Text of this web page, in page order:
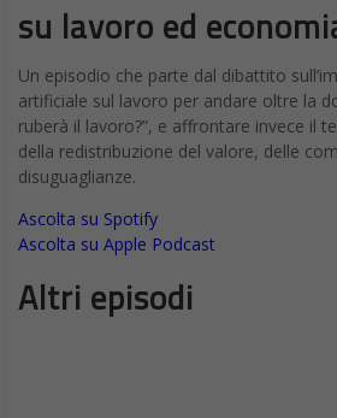
su lavoro ed
Un episodio che parte dal dibattito
artificiale sul lavoro per andare oltre la
ruberà il lavoro?”, e affrontare invece il
della redistribuzione del valore, delle
disuguaglianze.
Ascolta su Spotify
Ascolta su Apple Podcast
Altri episodi